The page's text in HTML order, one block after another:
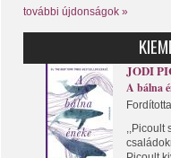
további újdonságok »
JODI
A bálna